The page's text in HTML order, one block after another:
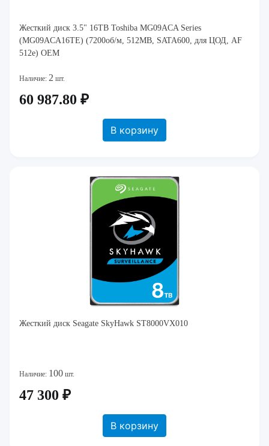
Жесткий диск 3.5" 16TB Toshiba MG09ACA Series
(MG09ACA16TE) (7200об/м, 512MB, SATA600, для ЦОД, AF
512e) OEM
Наличие: 2 шт.
60 987.80 ₽
В корзину
Жесткий диск Seagate SkyHawk ST8000VX010
Наличие: 100 шт.
47 300 ₽
В корзину